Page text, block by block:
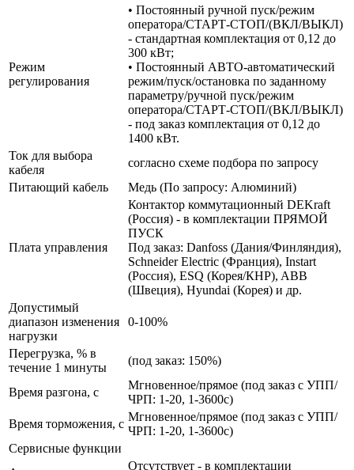
Режим
регулирования
• Постоянный ручной пуск/режим
оператора/СТАРТ-СТОП/(ВКЛ/ВЫКЛ)
- стандартная комплектация от 0,12 до
300 кВт;
• Постоянный АВТО-автоматический
режим/пуск/остановка по заданному
параметру/ручной пуск/режим
оператора/СТАРТ-СТОП/(ВКЛ/ВЫКЛ)
- под заказ комплектация от 0,12 до
1400 кВт.
Ток для выбора
кабеля
согласно схеме подбора по запросу
Питающий кабель
Медь (По запросу: Алюминий)
Плата управления
Контактор коммутационный DEKraft
(Россия) - в комплектации ПРЯМОЙ
ПУСК
Под заказ: Danfoss (Дания/Финляндия),
Schneider Electric (Франция), Instart
(Россия), ESQ (Корея/КНР), ABB
(Швеция), Hyundai (Корея) и др.
Допустимый
диапазон изменения
нагрузки
0-100%
Перегрузка, % в
течение 1 минуты
(под заказ: 150%)
Время разгона, с
Мгновенное/прямое (под заказ с УПП/
ЧРП: 1-20, 1-3600с)
Время торможения, с
Мгновенное/прямое (под заказ с УПП/
ЧРП: 1-20, 1-3600с)
Сервисные функции
Отсутствует - в комплектации